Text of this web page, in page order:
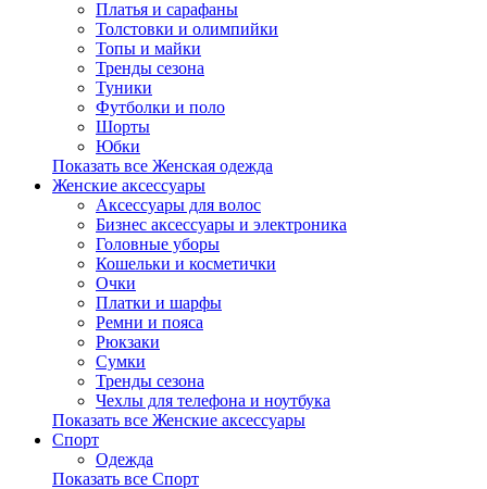
Платья и сарафаны
Толстовки и олимпийки
Топы и майки
Тренды сезона
Туники
Футболки и поло
Шорты
Юбки
Показать все Женская одежда
Женские аксессуары
Аксессуары для волос
Бизнес аксессуары и электроника
Головные уборы
Кошельки и косметички
Очки
Платки и шарфы
Ремни и пояса
Рюкзаки
Сумки
Тренды сезона
Чехлы для телефона и ноутбука
Показать все Женские аксессуары
Спорт
Одежда
Показать все Спорт